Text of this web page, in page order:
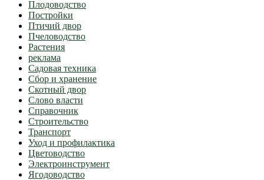
Плодоводство
Постройки
Птичий двор
Пчеловодство
Растения
реклама
Садовая техника
Сбор и хранение
Скотный двор
Слово власти
Справочник
Строительство
Транспорт
Уход и профилактика
Цветоводство
Электроинструмент
Ягодоводство